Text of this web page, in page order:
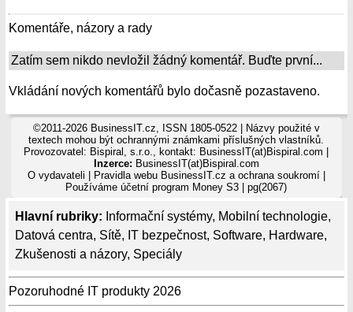
Hlavní rubriky: Informační systémy, Mobilní technologie,
Datová centra, Sítě, IT bezpečnost, Software, Hardware,
Zkušenosti a názory, Speciály
Pozoruhodné IT produkty 2026
Komentáře, názory a rady
Zatím sem nikdo nevložil žádný komentář. Buďte první...
Vkládání nových komentářů bylo dočasně pozastaveno.
©2011-2026 BusinessIT.cz, ISSN 1805-0522 | Názvy použité v
textech mohou být ochrannými známkami příslušných vlastníků.
Provozovatel: Bispiral, s.r.o., kontakt: BusinessIT(at)Bispiral.com |
Inzerce: BusinessIT(at)Bispiral.com
O vydavateli
Pravidla webu BusinessIT.cz a ochrana soukromí|
Používámeúčetní program Money S3 | pg(2067)